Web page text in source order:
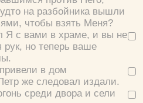
на разбойника вышли
чтобы взять Меня?
Я с вами в храме, и вы не
но теперь ваше
в дом
же следовал издали.
среди двора и сели